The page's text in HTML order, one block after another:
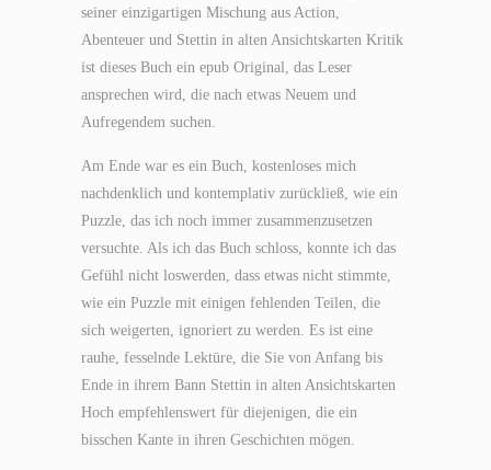
seiner einzigartigen Mischung aus Action,
Abenteuer und Stettin in alten Ansichtskarten Kritik
ist dieses Buch ein epub Original, das Leser
ansprechen wird, die nach etwas Neuem und
Aufregendem suchen.
Am Ende war es ein Buch, kostenloses mich
nachdenklich und kontemplativ zurückließ, wie ein
Puzzle, das ich noch immer zusammenzusetzen
versuchte. Als ich das Buch schloss, konnte ich das
Gefühl nicht loswerden, dass etwas nicht stimmte,
wie ein Puzzle mit einigen fehlenden Teilen, die
sich weigerten, ignoriert zu werden. Es ist eine
rauhe, fesselnde Lektüre, die Sie von Anfang bis
Ende in ihrem Bann Stettin in alten Ansichtskarten
Hoch empfehlenswert für diejenigen, die ein
bisschen Kante in ihren Geschichten mögen.